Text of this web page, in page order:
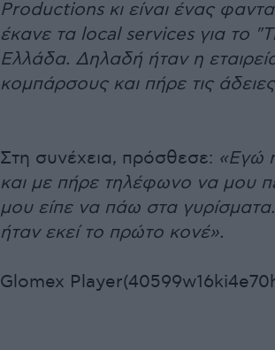
Productions κι είναι ένας
έκανε τα local services για το
Ελλάδα. Δηλαδή ήταν η
κομπάρσους και πήρε τις
Στη συνέχεια, πρόσθεσε: «Εγώ
και με πήρε τηλέφωνο να μου
μου είπε να πάω στα
ήταν εκεί το πρώτο κονέ».
Glomex